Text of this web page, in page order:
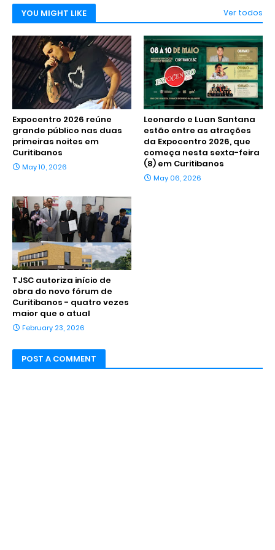
YOU MIGHT LIKE Ver todos
Expocentro 2026 reúne
grande público nas duas
primeiras noites em
Curitibanos
May 10, 2026
Leonardo e Luan Santana
estão entre as atrações
da Expocentro 2026, que
começa nesta sexta-feira
(8) em Curitibanos
May 06, 2026
TJSC autoriza início de
obra do novo fórum de
Curitibanos - quatro vezes
maior que o atual
February 23, 2026
POST A COMMENT